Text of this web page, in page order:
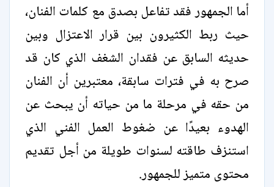
أما الجمهور فقد تفاعل بصدق مع كلمات الفنان،
حيث ربط الكثيرون بين قرار الاعتزال وبين
حديثه السابق عن فقدان الشغف الذي كان قد
صرح به في فترات سابقة، معتبرين أن الفنان
من حقه في مرحلة ما من حياته أن يبحث عن
الهدوء بعيدًا عن ضغوط العمل الفني الذي
استنزف طاقته لسنوات طويلة من أجل تقديم
محتوى متميز للجمهور.